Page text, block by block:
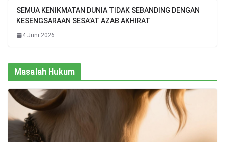
SEMUA KENIKMATAN DUNIA TIDAK SEBANDING DENGAN
KESENGSARAAN SESA’AT AZAB AKHIRAT
4 Juni 2026
Masalah Hukum